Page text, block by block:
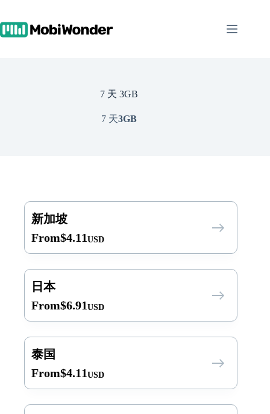
内
7 天 3GB
7 天3GB
新加坡
From$4.11USD
日本
From$6.91USD
泰国
From$4.11USD